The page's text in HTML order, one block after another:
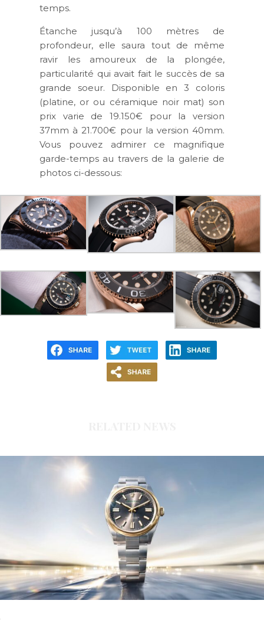
temps.
Étanche jusqu’à 100 mètres de
profondeur, elle saura tout de même
ravir les amoureux de la plongée,
particularité qui avait fait le succès de sa
grande soeur. Disponible en 3 coloris
(platine, or ou céramique noir mat) son
prix varie de 19.150€ pour la version
37mm à 21.700€ pour la version 40mm.
Vous pouvez admirer ce magnifique
garde-temps au travers de la galerie de
photos ci-dessous: